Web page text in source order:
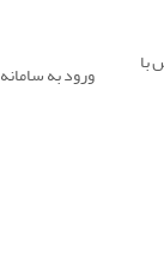
با ورود به سامانه